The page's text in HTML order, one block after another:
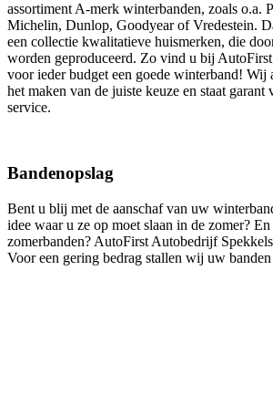
assortiment A-merk winterbanden, zoals o.a.
Michelin, Dunlop, Goodyear of Vredestein.
een collectie kwalitatieve huismerken, die
worden geproduceerd. Zo vind u bij
voor ieder budget een goede winterband! Wij
het maken van de juiste keuze en staat
service.
Bandenopslag
Bent u blij met de aanschaf van uw
idee waar u ze op moet slaan in de zomer?
zomerbanden? AutoFirst Autobedrijf
Voor een gering bedrag stallen wij uw